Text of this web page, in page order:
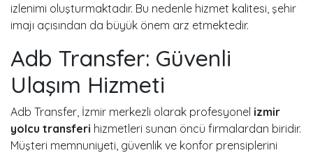
izlenimi oluşturmaktadır. Bu nedenle hizmet kalitesi, şehir
imajı açısından da büyük önem arz etmektedir.
Adb Transfer: Güvenli
Ulaşım Hizmeti
Adb Transfer, İzmir merkezli olarak profesyonel izmir
yolcu transferi hizmetleri sunan öncü firmalardan biridir.
Müşteri memnuniyeti, güvenlik ve konfor prensiplerini